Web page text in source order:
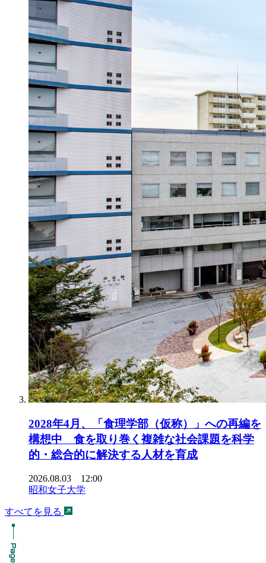
2028年4月、「食理学部（仮称）」への再編を
構想中 食を取り巻く複雑な社会課題を科学
的・総合的に解決する人材を育成
2026.08.03 12:00
昭和女子大学
すべてを見る